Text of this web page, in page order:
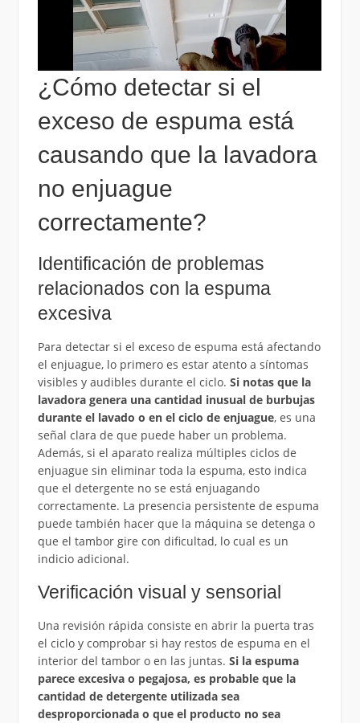
¿Cómo detectar si el
exceso de espuma está
causando que la lavadora
no enjuague
correctamente?
Identificación de problemas
relacionados con la espuma
excesiva
Para detectar si el exceso de espuma está afectando
el enjuague, lo primero es estar atento a síntomas
visibles y audibles durante el ciclo. Si notas que la
lavadora genera una cantidad inusual de burbujas
durante el lavado o en el ciclo de enjuague, es una
señal clara de que puede haber un problema.
Además, si el aparato realiza múltiples ciclos de
enjuague sin eliminar toda la espuma, esto indica
que el detergente no se está enjuagando
correctamente. La presencia persistente de espuma
puede también hacer que la máquina se detenga o
que el tambor gire con dificultad, lo cual es un
indicio adicional.
Verificación visual y sensorial
Una revisión rápida consiste en abrir la puerta tras
el ciclo y comprobar si hay restos de espuma en el
interior del tambor o en las juntas. Si la espuma
parece excesiva o pegajosa, es probable que la
cantidad de detergente utilizada sea
desproporcionada o que el producto no sea